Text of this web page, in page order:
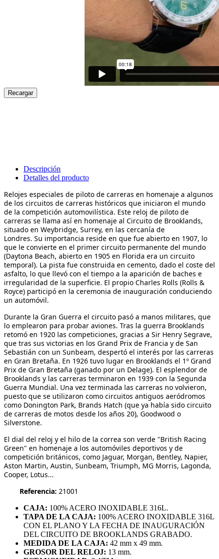
Descripción
Detalles del producto
Relojes especiales de piloto de carreras en homenaje a algunos
de los circuitos de carreras históricos que iniciaron el mundo
de la competición automovilística. Este reloj de piloto de
carreras se llama así en homenaje al Circuito de Brooklands,
situado en Weybridge, Surrey, en las cercanía de
Londres. Su importancia reside en que fue abierto en 1907, lo
que le convierte en el primer circuito permanente del mundo
(Daytona Beach, abierto en 1905 en Florida era un circuito
temporal). La pista fue construida en cemento, dado el coste del
asfalto, lo que llevó con el tiempo a la aparición de baches e
irregularidad de la superficie. El propio Charles Rolls (Rolls &
Royce) participó en la ceremonia de inauguración conduciendo
un automóvil.
Durante la Gran Guerra el circuito pasó a manos militares, que
lo emplearon para probar aviones. Tras la guerra Brooklands
retomó en 1920 las competiciones, gracias a Sir Henry Segrave,
que tras sus victorias en los Grand Prix de Francia y de San
Sebastián con un Sunbeam, despertó el interés por las carreras
en Gran Bretaña. En 1926 tuvo lugar en Brooklands el 1º Grand
Prix de Gran Bretaña (ganado por un Delage). El esplendor de
Brooklands y las carreras terminaron en 1939 con la Segunda
Guerra Mundial. Una vez terminada las carreras no volvieron,
puesto que se utilizaron como circuitos antiguos aeródromos
como Donington Park, Brands Hatch (que ya había sido circuito
de carreras de motos desde los años 20), Goodwood o
Silverstone.
El dial del reloj y el hilo de la correa son verde "British Racing
Green" en homenaje a los automóviles deportivos y de
competición británicos, como Jaguar, Morgan, Bentley, Napier,
Aston Martin, Austin, Sunbeam, Triumph, MG Morris, Lagonda,
Cooper, Lotus...
Referencia: 21001
CAJA: 100% ACERO INOXIDABLE 316L.
TAPA DE LA CAJA: 100% ACERO INOXIDABLE 316L
CON EL PLANO Y LA FECHA DE INAUGURACIÓN
DEL CIRCUITO DE BROOKLANDS GRABADO.
MEDIDA DE LA CAJA: 42 mm x 49 mm.
GROSOR DEL RELOJ: 13 mm.